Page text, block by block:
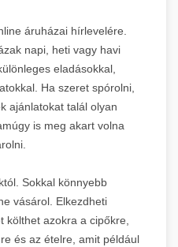
áruházai hírlevelére.
napi, heti vagy havi
eladásokkal,
Ha szeret spórolni,
ajánlatokat talál olyan
is meg akart volna
Sokkal könnyebb
vásárol. Elkezdheti
költhet azokra a cipőkre,
és az ételre, amit például